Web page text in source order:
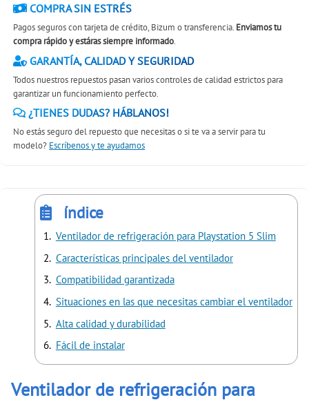
COMPRA SIN ESTRÉS
Pagos seguros con tarjeta de crédito, Bizum o transferencia. Enviamos tu
compra rápido y estáras siempre informado.
GARANTÍA, CALIDAD Y SEGURIDAD
Todos nuestros repuestos pasan varios controles de calidad estrictos para
garantizar un funcionamiento perfecto.
¿TIENES DUDAS? HÁBLANOS!
No estás seguro del repuesto que necesitas o si te va a servir para tu
modelo? Escríbenos y te ayudamos
índice
Ventilador de refrigeración para Playstation 5 Slim
Características principales del ventilador
Compatibilidad garantizada
Situaciones en las que necesitas cambiar el ventilador
Alta calidad y durabilidad
Fácil de instalar
Ventilador de refrigeración para